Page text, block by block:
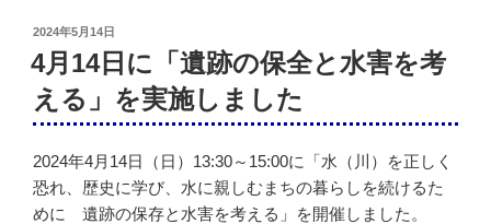
投
日:
2024年5月14日
4月14日に「遺跡の保全と水害を考
える」を実施しました
2024年4月14日（日）13:30～15:00に「水（川）を正しく
恐れ、歴史に学び、水に親しむまちの暮らしを続けるた
めに 遺跡の保存と水害を考える」を開催しました。